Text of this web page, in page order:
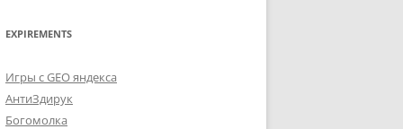
EXPIREMENTS
Игры с GEO яндекса
АнтиЗдирук
Богомолка